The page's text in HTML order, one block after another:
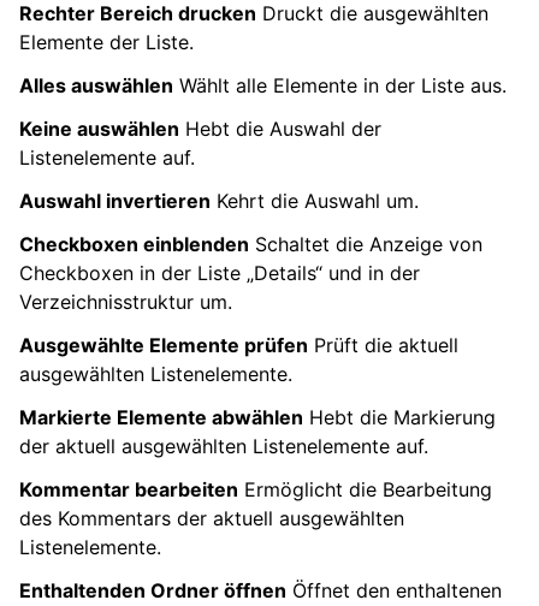
Rechter Bereich drucken Druckt die ausgewählten
Elemente der Liste.
Alles auswählen Wählt alle Elemente in der Liste aus.
Keine auswählen Hebt die Auswahl der
Listenelemente auf.
Auswahl invertieren Kehrt die Auswahl um.
Checkboxen einblenden Schaltet die Anzeige von
Checkboxen in der Liste „Details“ und in der
Verzeichnisstruktur um.
Ausgewählte Elemente prüfen Prüft die aktuell
ausgewählten Listenelemente.
Markierte Elemente abwählen Hebt die Markierung
der aktuell ausgewählten Listenelemente auf.
Kommentar bearbeiten Ermöglicht die Bearbeitung
des Kommentars der aktuell ausgewählten
Listenelemente.
Enthaltenden Ordner öffnen Öffnet den enthaltenen